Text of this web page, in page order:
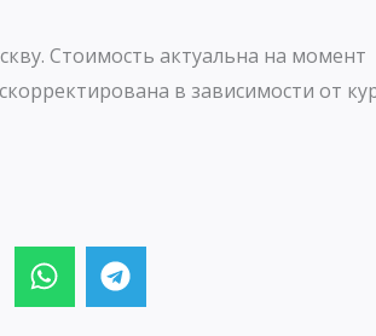
Стоимость актуальна на момент
в зависимости от
W
h
a
T
e
l